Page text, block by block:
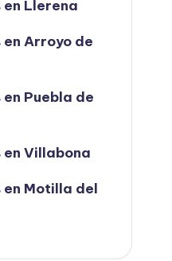
Llerena
Arroyo de
Puebla de
en Villabona
en Motilla del